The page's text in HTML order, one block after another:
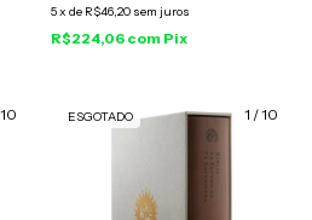
5x de R$46,20 sem juros
R$224,06 com Pix
10 1 /10
ESGOTADO